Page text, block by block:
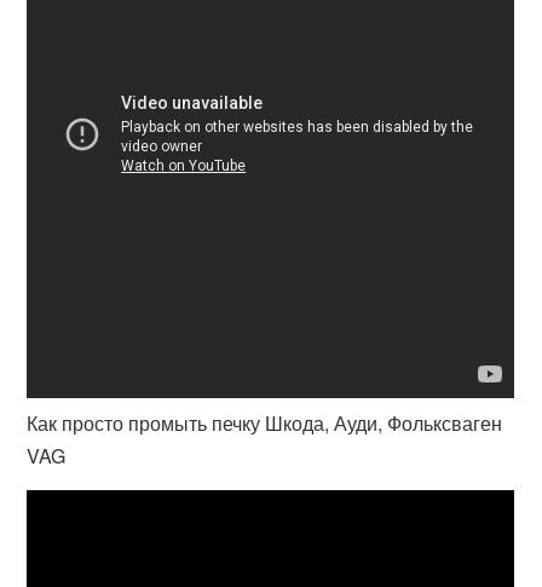
Как просто промыть печку Шкода, Ауди, Фольксваген
VAG